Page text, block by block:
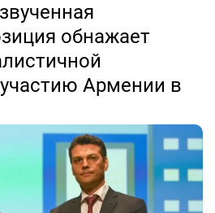
обнажает
Армении в
заявлений премьер-
предположить, что мы